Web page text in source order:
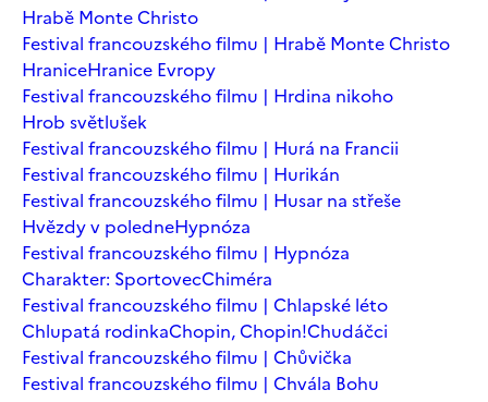
Hrabě Monte Christo
Festival francouzského filmu | Hrabě Monte Christo
HraniceHranice Evropy
Festival francouzského filmu | Hrdina nikoho
Hrob světlušek
Festival francouzského filmu | Hurá na Francii
Festival francouzského filmu | Hurikán
Festival francouzského filmu | Husar na střeše
Hvězdy v poledneHypnóza
Festival francouzského filmu | Hypnóza
Charakter: SportovecChiméra
Festival francouzského filmu | Chlapské léto
Chlupatá rodinkaChopin, Chopin!Chudáčci
Festival francouzského filmu | Chůvička
Festival francouzského filmu | Chvála Bohu